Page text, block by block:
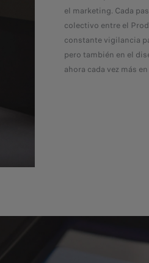
el marketing. Cada
colectivo entre el
constante vigilancia
pero también en el
ahora cada vez más